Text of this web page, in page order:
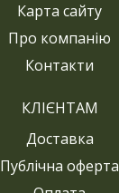
Карта сайту
Про компанію
Контакти
КЛІЄНТАМ
Доставка
Публічна оферта